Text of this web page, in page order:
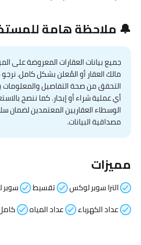
🔔 ملاحظة هامة
جميع بيانات العقارات المعروضة على
مالك العقار أو المُعلن بشكل كامل.
التحقق من صحة التفاصيل
أي عملية شراء أو إيجار. كما ننصح
الوسطاء العقاريين المعتمدين لضمان
مصداقية البيانات.
مميزات
الترا سوبر لوكس تقسيط
عداد الكهرباء
عداد المياه